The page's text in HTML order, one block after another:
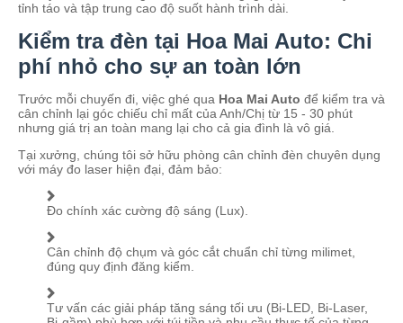
tỉnh táo và tập trung cao độ suốt hành trình dài.
Kiểm tra đèn tại Hoa Mai Auto: Chi
phí nhỏ cho sự an toàn lớn
Trước mỗi chuyến đi, việc ghé qua Hoa Mai Auto để kiểm tra và
cân chỉnh lại góc chiếu chỉ mất của Anh/Chị từ 15 - 30 phút
nhưng giá trị an toàn mang lại cho cả gia đình là vô giá.
Tại xưởng, chúng tôi sở hữu phòng cân chỉnh đèn chuyên dụng
với máy đo laser hiện đại, đảm bảo:
Đo chính xác cường độ sáng (Lux).
Cân chỉnh độ chụm và góc cắt chuẩn chỉ từng milimet,
đúng quy định đăng kiểm.
Tư vấn các giải pháp tăng sáng tối ưu (Bi-LED, Bi-Laser,